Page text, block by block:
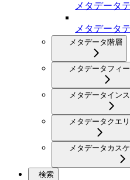
メタデータ
メタデータ
メタデータ階層
メタデータフィ
メタデータイン
メタデータクエリ
メタデータカス
検索